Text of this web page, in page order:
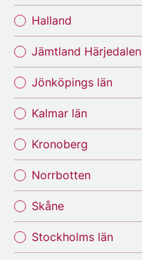
Halland
Jämtland Härjedalen
Jönköpings län
Kalmar län
Kronoberg
Norrbotten
Skåne
Stockholms län